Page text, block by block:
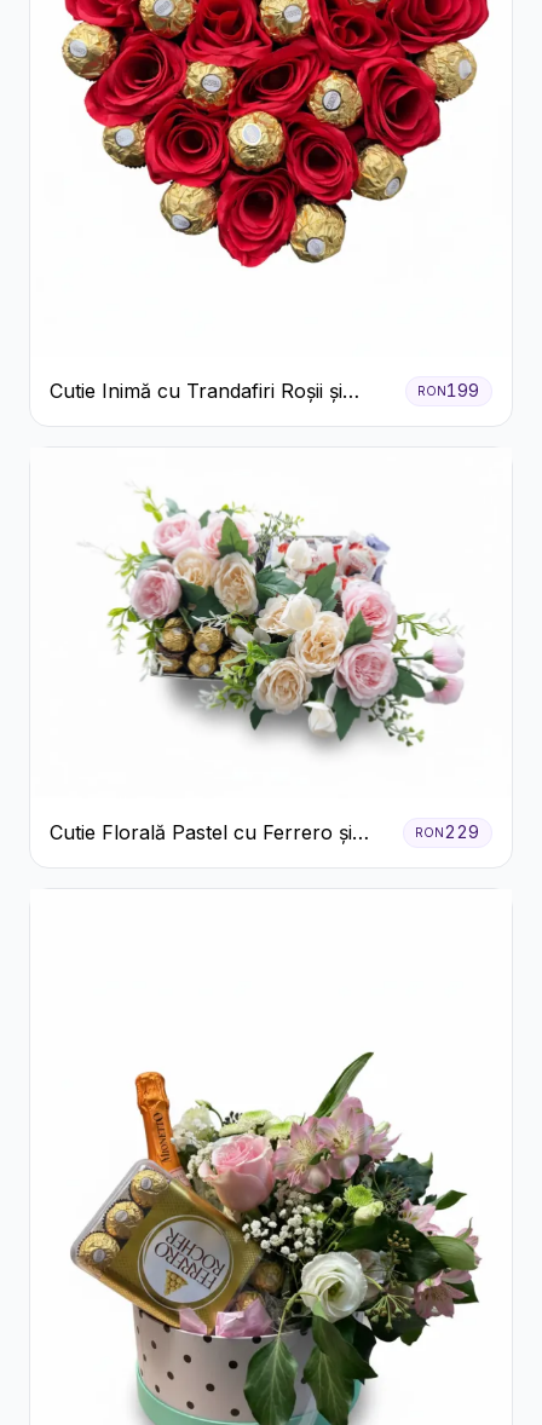
Cutie Inimă cu Trandafiri Roșii și
Ferrero Rocher
RON199
Cutie Florală Pastel cu Ferrero și
Raffaello
RON229